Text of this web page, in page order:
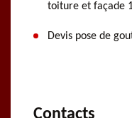
toiture et façade
Devis pose de